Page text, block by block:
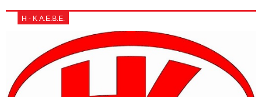
Η - Κ Α.Ε.Β.Ε.